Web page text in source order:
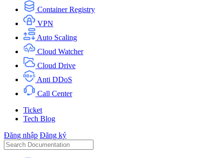
Container Registry
VPN
Auto Scaling
Cloud Watcher
Cloud Drive
Anti DDoS
Call Center
Ticket
Tech Blog
Đăng nhập Đăng ký